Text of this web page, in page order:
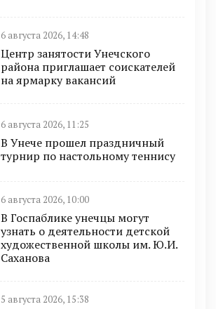
6 августа 2026, 14:48
Центр занятости Унечского
района приглашает соискателей
на ярмарку вакансий
6 августа 2026, 11:25
В Унече прошел праздничный
турнир по настольному теннису
6 августа 2026, 10:00
В Госпаблике унечцы могут
узнать о деятельности детской
художественной школы им. Ю.И.
Саханова
5 августа 2026, 15:38